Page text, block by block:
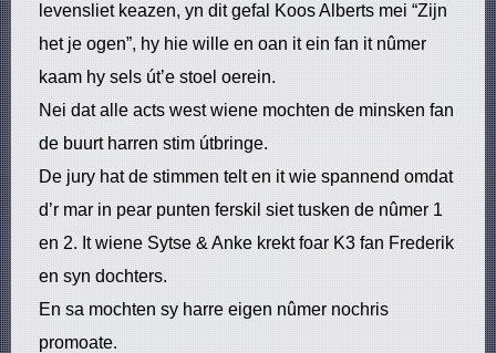
levensliet keazen, yn dit gefal Koos Alberts mei “Zijn
het je ogen”, hy hie wille en oan it ein fan it nûmer
kaam hy sels út’e stoel oerein.
Nei dat alle acts west wiene mochten de minsken fan
de buurt harren stim útbringe.
De jury hat de stimmen telt en it wie spannend omdat
d’r mar in pear punten ferskil siet tusken de nûmer 1
en 2. It wiene Sytse & Anke krekt foar K3 fan Frederik
en syn dochters.
En sa mochten sy harre eigen nûmer nochris
promoate.